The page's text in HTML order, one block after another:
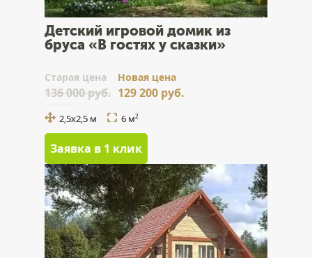
Детский игровой домик из
бруса «В гостях у сказки»
Cтарая цена
136 000 руб.
Новая цена
129 200 руб.
2,5х2,5 м 6 м2
Заявка в 1 клик